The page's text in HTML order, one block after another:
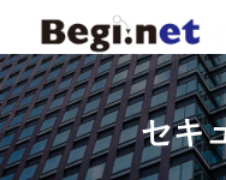
セキ